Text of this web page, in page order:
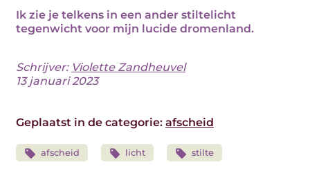
Ik zie je telkens in een ander stiltelicht
tegenwicht voor mijn lucide dromenland.
Schrijver: Violette Zandheuvel
13 januari 2023
Geplaatst in de categorie: afscheid
afscheid licht stilte